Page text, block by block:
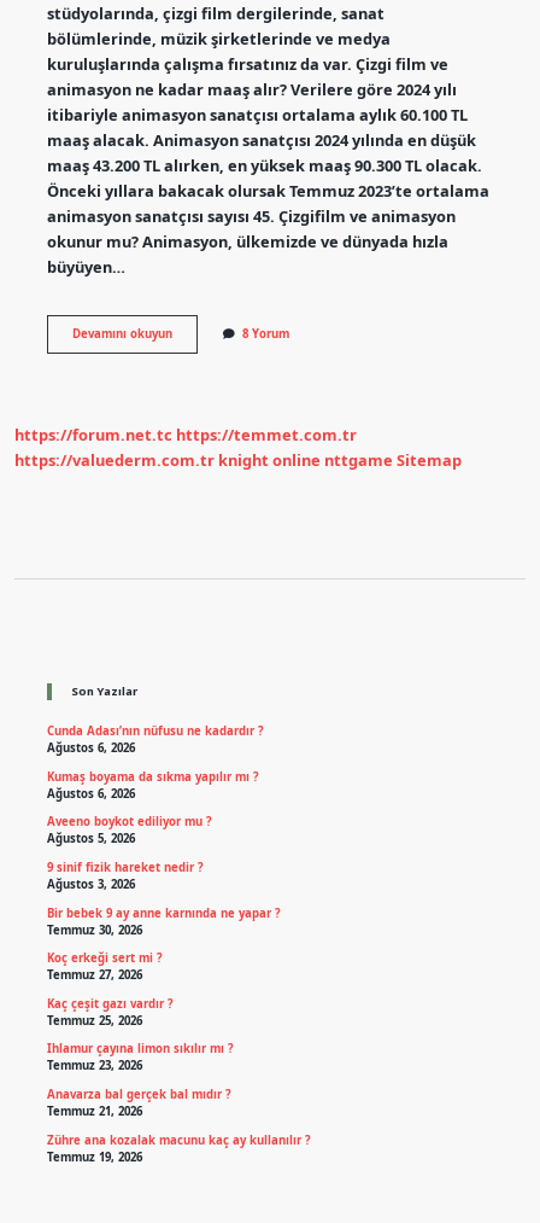
stüdyolarında, çizgi film dergilerinde, sanat
bölümlerinde, müzik şirketlerinde ve medya
kuruluşlarında çalışma fırsatınız da var. Çizgi film ve
animasyon ne kadar maaş alır? Verilere göre 2024 yılı
itibariyle animasyon sanatçısı ortalama aylık 60.100 TL
maaş alacak. Animasyon sanatçısı 2024 yılında en düşük
maaş 43.200 TL alırken, en yüksek maaş 90.300 TL olacak.
Önceki yıllara bakacak olursak Temmuz 2023’te ortalama
animasyon sanatçısı sayısı 45. Çizgifilm ve animasyon
okunur mu? Animasyon, ülkemizde ve dünyada hızla
büyüyen…
Devamını okuyunÇizgi
Film
Mı
8 Yorum
https://forum.net.tc https://temmet.com.tr
https://valuederm.com.tr knight online nttgame Sitemap
Son Yazılar
Cunda Adası’nın nüfusu ne kadardır ?
Ağustos 6, 2026
Kumaş boyama da sıkma yapılır mı ?
Ağustos 6, 2026
Aveeno boykot ediliyor mu ?
Ağustos 5, 2026
9 sinif fizik hareket nedir ?
Ağustos 3, 2026
Bir bebek 9 ay anne karnında ne yapar ?
Temmuz 30, 2026
Koç erkeği sert mi ?
Temmuz 27, 2026
Kaç çeşit gazı vardır ?
Temmuz 25, 2026
Ihlamur çayına limon sıkılır mı ?
Temmuz 23, 2026
Anavarza bal gerçek bal mıdır ?
Temmuz 21, 2026
Zühre ana kozalak macunu kaç ay kullanılır ?
Temmuz 19, 2026